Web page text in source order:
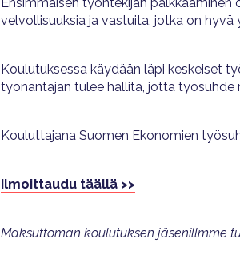
velvollisuuksia ja vastuita, jotka on
Koulutuksessa käydään läpi keskeiset
työnantajan tulee hallita, jotta työsuhde
Kouluttajana Suomen Ekonomien
Ilmoittaudu täällä >>
Maksuttoman koulutuksen jäsenillmme